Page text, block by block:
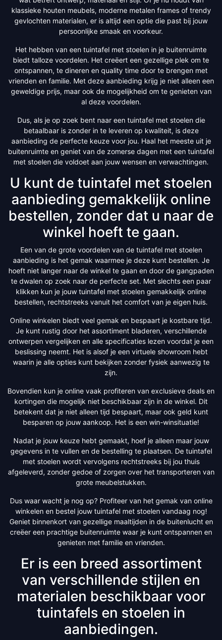
klassieke houten meubels, moderne metalen frames of trendy
gevlochten materialen, er is altijd een optie die past bij jouw
persoonlijke smaak en voorkeur.
Het hebben van een tuintafel met stoelen in je buitenruimte
biedt talloze voordelen. Het creëert een gezellige plek om te
ontspannen, te dineren en quality time door te brengen met
vrienden en familie. Met deze aanbieding krijg je niet alleen een
geweldige prijs, maar ook de mogelijkheid om te genieten van
al deze voordelen.
Dus, als je op zoek bent naar een tuintafel met stoelen die
betaalbaar is zonder in te leveren op kwaliteit, is deze
aanbieding de perfecte keuze voor jou. Haal het meeste uit je
buitenruimte en geniet van de zomerse dagen met een tuintafel
met stoelen die voldoet aan jouw wensen en verwachtingen.
U kunt de tuintafel met stoelen
aanbieding gemakkelijk online
bestellen, zonder dat u naar de
winkel hoeft te gaan.
Een van de grote voordelen van de tuintafel met stoelen
aanbieding is het gemak waarmee je deze kunt bestellen. Je
hoeft niet langer naar de winkel te gaan en door de gangpaden
te dwalen op zoek naar de perfecte set. Met slechts een paar
klikken kun je jouw tuintafel met stoelen gemakkelijk online
bestellen, rechtstreeks vanuit het comfort van je eigen huis.
Online winkelen biedt veel gemak en bespaart je kostbare tijd.
Je kunt rustig door het assortiment bladeren, verschillende
ontwerpen vergelijken en alle specificaties lezen voordat je een
beslissing neemt. Het is alsof je een virtuele showroom hebt
waarin je alle opties kunt bekijken zonder fysiek aanwezig te
zijn.
Bovendien kun je online vaak profiteren van exclusieve deals en
kortingen die mogelijk niet beschikbaar zijn in de winkel. Dit
betekent dat je niet alleen tijd bespaart, maar ook geld kunt
besparen op jouw aankoop. Het is een win-winsituatie!
Nadat je jouw keuze hebt gemaakt, hoef je alleen maar jouw
gegevens in te vullen en de bestelling te plaatsen. De tuintafel
met stoelen wordt vervolgens rechtstreeks bij jou thuis
afgeleverd, zonder gedoe of zorgen over het transporteren van
grote meubelstukken.
Dus waar wacht je nog op? Profiteer van het gemak van online
winkelen en bestel jouw tuintafel met stoelen vandaag nog!
Geniet binnenkort van gezellige maaltijden in de buitenlucht en
creëer een prachtige buitenruimte waar je kunt ontspannen en
genieten met familie en vrienden.
Er is een breed assortiment
van verschillende stijlen en
materialen beschikbaar voor
tuintafels en stoelen in
aanbiedingen.